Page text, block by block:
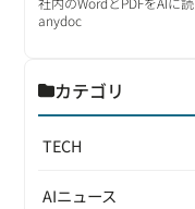
anydoc
カテゴリ
TECH
AIニュース